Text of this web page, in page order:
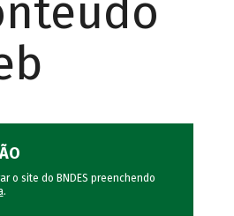
o site do BNDES preenchendo
.